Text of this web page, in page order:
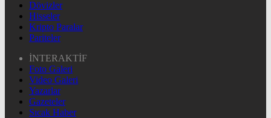
Dövizler
Hisseler
Kripto Paralar
Pariteler
İNTERAKTİF
Foto Galeri
Video Galeri
Yazarlar
Gazeteler
Sıcak Haber